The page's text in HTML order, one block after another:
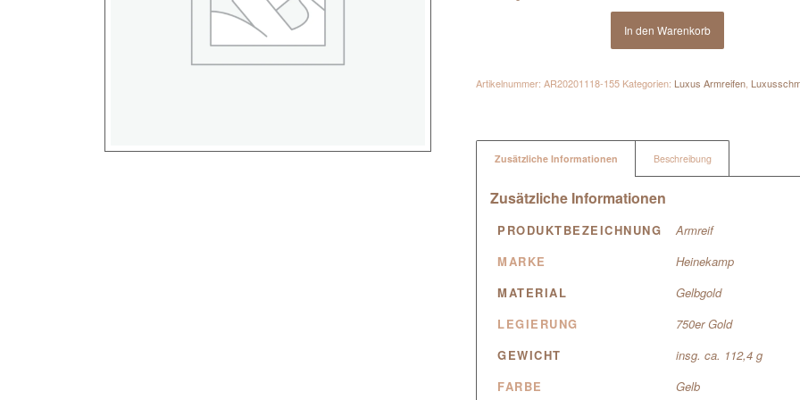
In den Warenkorb
Artikelnummer:AR20201118-155 Kategorien: Luxus Armreifen,
Zusätzliche Informationen Beschreibung
Zusätzliche Informationen
PRODUKTBEZEICHNUNG
Armreif
MARKE
Heinekamp
MATERIAL
Gelbgold
LEGIERUNG
750er Gold
GEWICHT
insg. ca. 112,4 g
FARBE
Gelb